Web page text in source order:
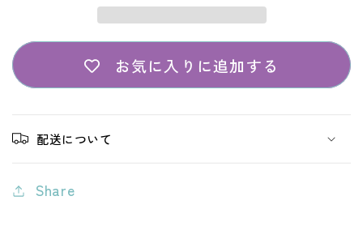
加・
猫
手
り
添
加・
犬
猫
手
お気に入りに追加する
配送について
Share